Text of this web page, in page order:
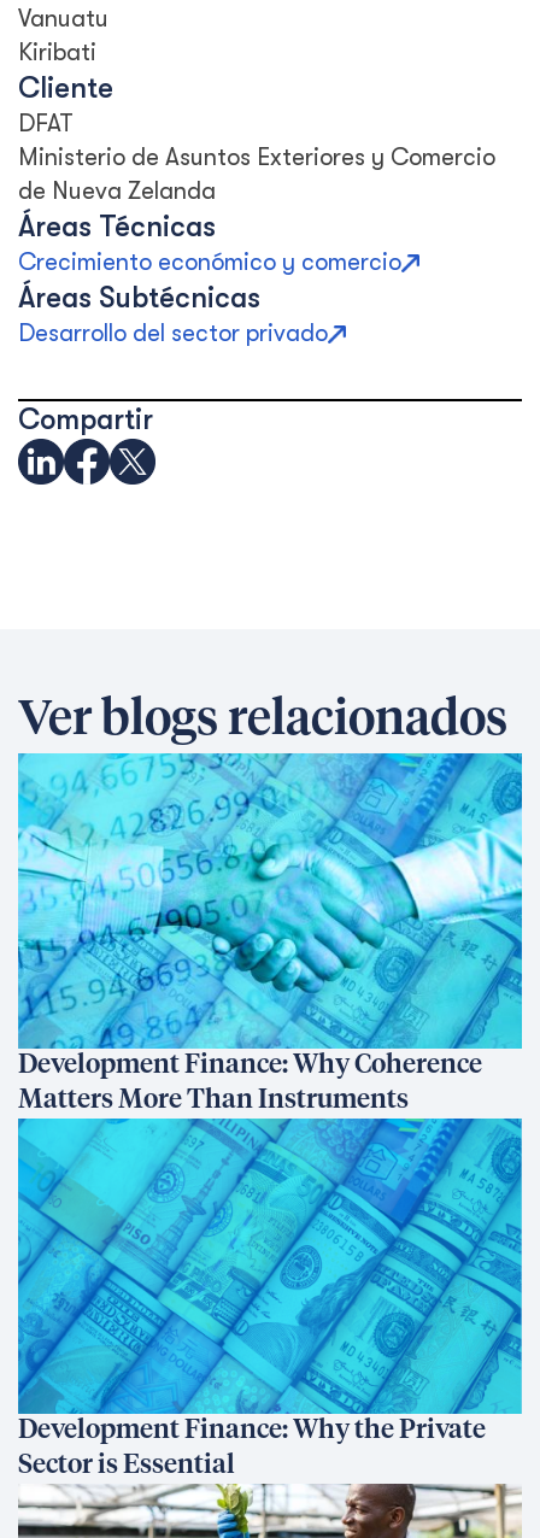
Vanuatu
Kiribati
Cliente
DFAT
Ministerio de Asuntos Exteriores y Comercio
de Nueva Zelanda
Áreas Técnicas
Crecimiento económico y comercio
Áreas Subtécnicas
Desarrollo del sector privado
Compartir
Ver blogs relacionados
Development Finance: Why Coherence
Matters More Than Instruments
Development Finance: Why the Private
Sector is Essential